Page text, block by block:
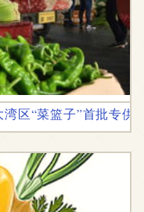
区“菜篮子”首批专供